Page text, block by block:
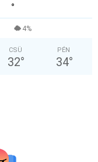
°
4%
CSÜ
32°
PÉN
34°